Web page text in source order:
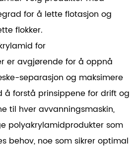
for å lette flotasjon og
flokker.
for
er avgjørende for å oppnå
separasjon og maksimere
å forstå prinsippene for drift og
til hver avvanningsmaskin,
polyakrylamidprodukter som
behov, noe som sikrer optimal